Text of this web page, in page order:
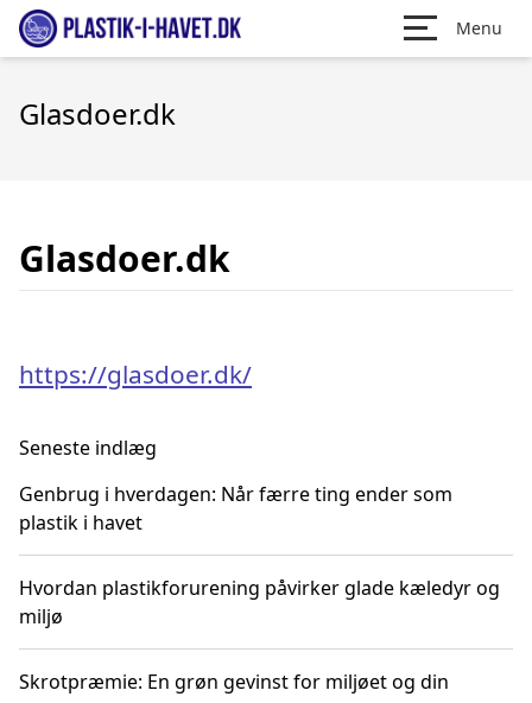
Menu
Glasdoer.dk
Glasdoer.dk
https://glasdoer.dk/
Seneste indlæg
Genbrug i hverdagen: Når færre ting ender som
plastik i havet
Hvordan plastikforurening påvirker glade kæledyr og
miljø
Skrotpræmie: En grøn gevinst for miljøet og din